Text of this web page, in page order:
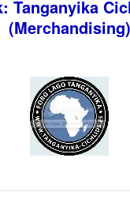
Tanganyika
(Merchandising)